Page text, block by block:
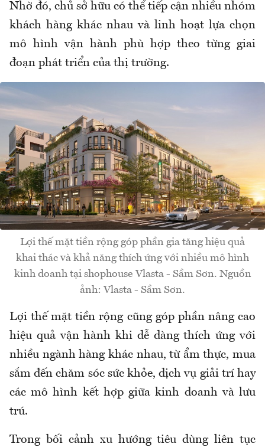
Nhờ đó, chủ sở hữu có thể tiếp cận nhiều nhóm
khách hàng khác nhau và linh hoạt lựa chọn
mô hình vận hành phù hợp theo từng giai
đoạn phát triển của thị trường.
Lợi thế mặt tiền rộng góp phần gia tăng hiệu quả
khai thác và khả năng thích ứng với nhiều mô hình
kinh doanh tại shophouse Vlasta - Sầm Sơn. Nguồn
ảnh: Vlasta - Sầm Sơn.
Lợi thế mặt tiền rộng cũng góp phần nâng cao
hiệu quả vận hành khi dễ dàng thích ứng với
nhiều ngành hàng khác nhau, từ ẩm thực, mua
sắm đến chăm sóc sức khỏe, dịch vụ giải trí hay
các mô hình kết hợp giữa kinh doanh và lưu
trú.
Trong bối cảnh xu hướng tiêu dùng liên tục